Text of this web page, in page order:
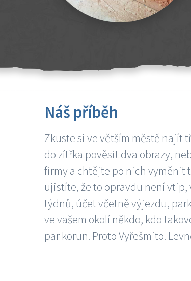
Náš příběh
Zkuste si ve větším městě najít
do zítřka pověsit dva obrazy,
firmy a chtějte po nich vyměnit
ujistíte, že to opravdu není
týdnů, účet včetně výjezdu,
ve vašem okolí někdo, kdo
par korun. Proto Vyřešmito.